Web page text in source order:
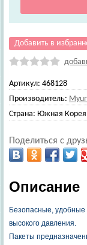
Добавить в
Артикул: 468128
Производитель:
Страна: Южная Корея
Поделиться с
Описание
Безопасные, удобные
высокого давления.
Пакеты